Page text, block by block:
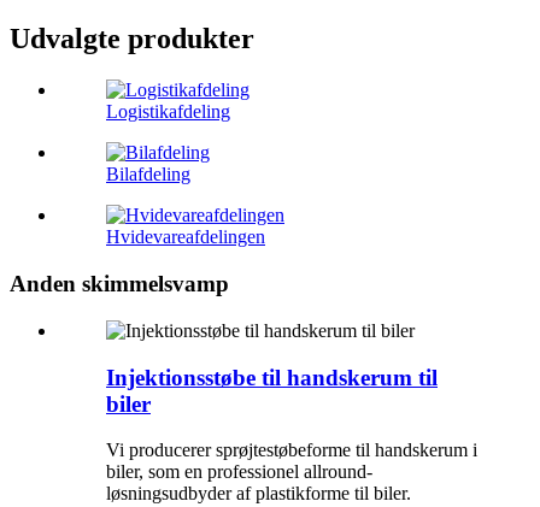
Udvalgte produkter
Logistikafdeling
Bilafdeling
Hvidevareafdelingen
Anden skimmelsvamp
Injektionsstøbe til handskerum til
biler
Vi producerer sprøjtestøbeforme til handskerum i
biler, som en professionel allround-
løsningsudbyder af plastikforme til biler.